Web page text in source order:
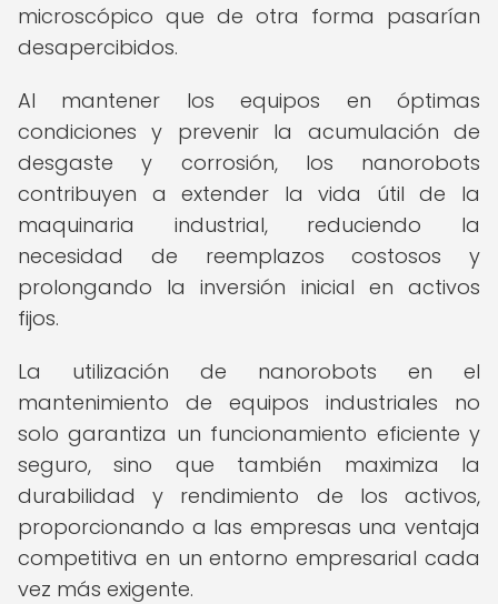
microscópico que de otra forma pasarían
desapercibidos.
Al mantener los equipos en óptimas
condiciones y prevenir la acumulación de
desgaste y corrosión, los nanorobots
contribuyen a extender la vida útil de la
maquinaria industrial, reduciendo la
necesidad de reemplazos costosos y
prolongando la inversión inicial en activos
fijos.
La utilización de nanorobots en el
mantenimiento de equipos industriales no
solo garantiza un funcionamiento eficiente y
seguro, sino que también maximiza la
durabilidad y rendimiento de los activos,
proporcionando a las empresas una ventaja
competitiva en un entorno empresarial cada
vez más exigente.